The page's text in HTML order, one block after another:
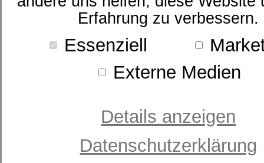
Erfahrung zu verbessern.
Essenziell
Externe Medien
Details anzeigen
Datenschutzerklärung